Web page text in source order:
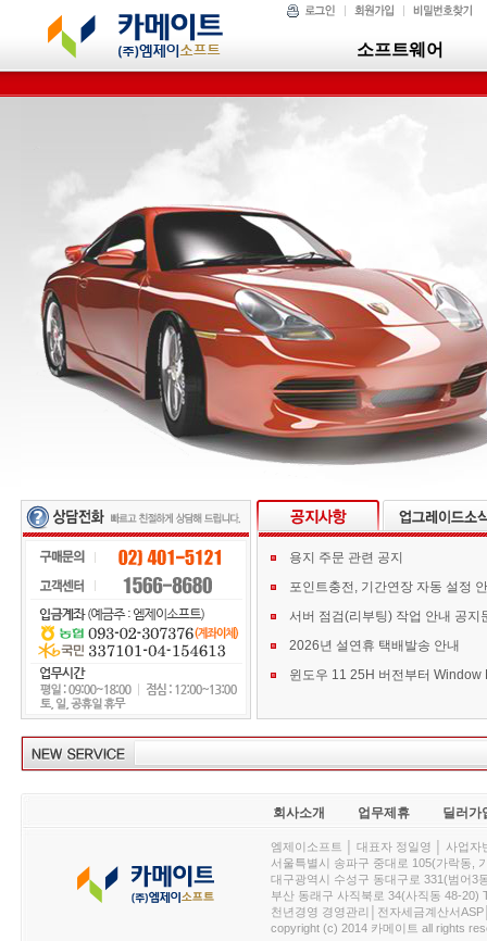
소프트웨어
용지 주문 관련 공지
포인트충전, 기간연장 자동 설정
서버 점검(리부팅) 작업 안내 공지
2026년 설연휴 택배발송 안내
회사소개 업무제휴 딜러가
엠제이소프트 │ 대표자 정일영 │ 사업
서울특별시 송파구 중대로 105(가락동,
대구광역시 수성구 동대구로 331(범어3
부산 동래구 사직북로 34(사직동 48-20)
천년경영 경영관리│전자세금계산서
copyright (c) 2014 카메이트 all rights